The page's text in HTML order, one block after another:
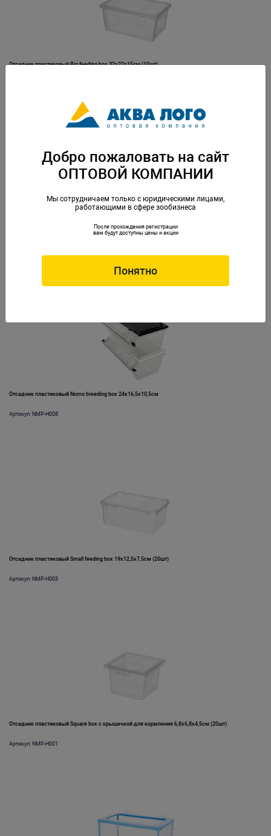
Отсадник пластиковый Big feeding box 32х22х15см (10шт)
Отсадник пластиковый Middle feeding box 26х17,5х11,5см (10ШТ)
Отсадник пластиковый Nomo breeding box 24х16,5х10,5см
Артикул: NMP-H008
Отсадник пластиковый Small feeding box 19х12,5х7,5см (20шт)
Артикул: NMP-H003
Отсадник пластиковый Square box с крышечкой для кормления 6,8х6,8х4,5см (20шт)
Артикул: NMP-H001
Добро пожаловать на сайт
ОПТОВОЙ КОМПАНИИ
Мы сотрудничаем только с юридическими лицами,
работающими в сфере зообизнеса
После прохождения регистрации
вам будут доступны цены и акции
Понятно